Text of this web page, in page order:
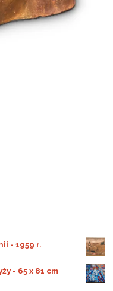
- 1959 r.
- 65 x 81 cm